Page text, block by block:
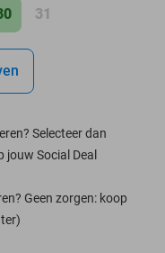
31
Selecteer dan
jouw Social Deal
Geen zorgen: koop